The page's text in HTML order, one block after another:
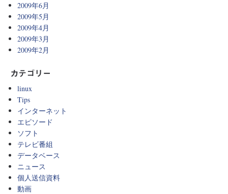
2009年6月
2009年5月
2009年4月
2009年3月
2009年2月
カテゴリー
linux
Tips
インターネット
エピソード
ソフト
テレビ番組
データベース
ニュース
個人送信資料
動画